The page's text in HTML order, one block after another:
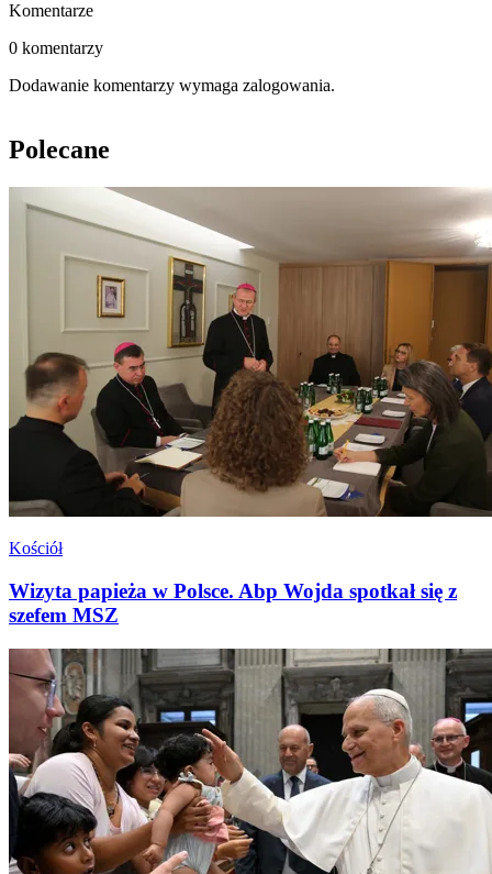
Komentarze
0 komentarzy
Dodawanie komentarzy wymaga zalogowania.
Polecane
Kościół
Wizyta papieża w Polsce. Abp Wojda spotkał się z
szefem MSZ